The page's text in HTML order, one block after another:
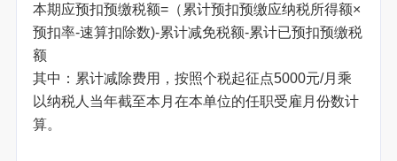
本期应预扣预缴税额=（累计预扣预缴应纳税所得额×
预扣率-速算扣除数)-累计减免税额-累计已预扣预缴税
额
其中：累计减除费用，按照个税起征点5000元/月乘
以纳税人当年截至本月在本单位的任职受雇月份数计
算。